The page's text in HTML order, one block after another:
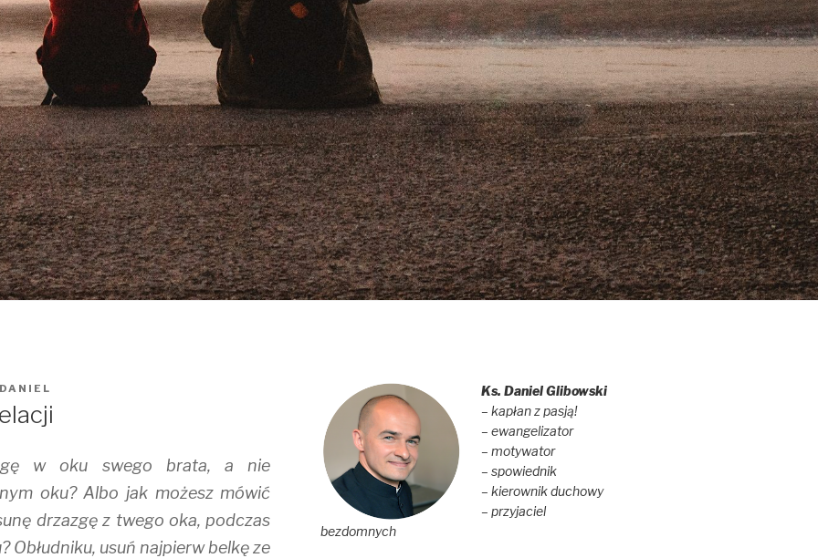
w oku swego brata, a nie
oku? Albo jak możesz mówić
drzazgę z twego oka, podczas
Obłudniku, usuń najpierw belkę ze
Ks. Daniel Glibowski
– kapłan z pasją!
– ewangelizator
– motywator
– spowiednik
– kierownik duchowy
– przyjaciel
bezdomnych